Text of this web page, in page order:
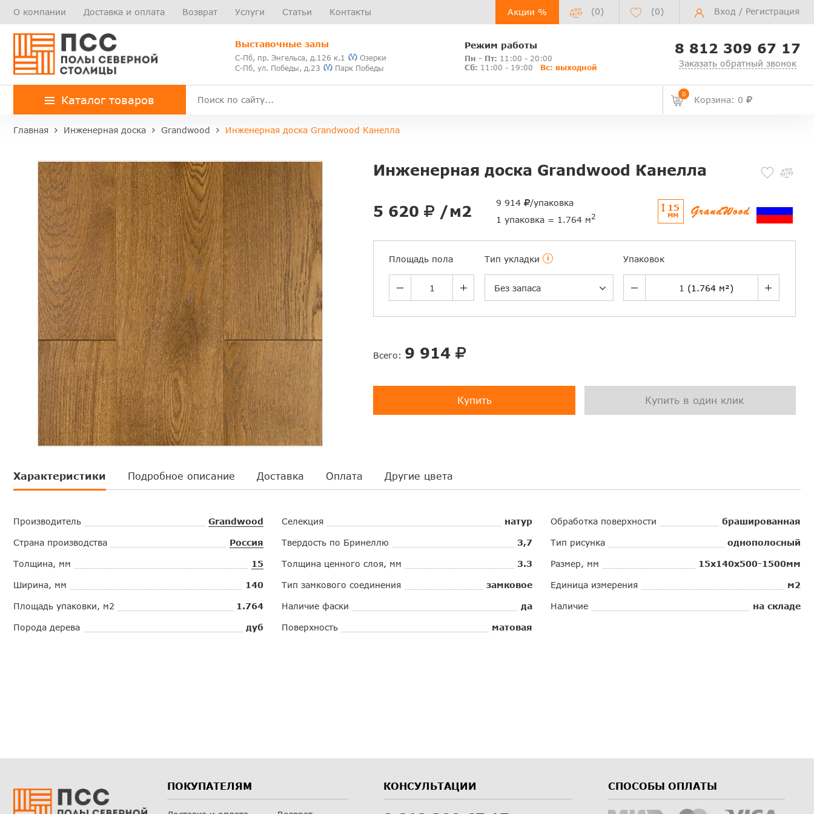
О компании Доставка и оплата Возврат Услуги Статьи Контакты Акции % (0) (0) Вход / Регистрация
Выставочные залы
С-Пб, пр. Энгельса, д.126 к.1
Озерки
С-Пб, ул. Победы, д.23
Парк Победы
Режим работы
Пн - Пт: 11:00 - 20:00
Сб: 11:00 - 19:00 Вс: выходной
8 812 309 67 17
Заказать обратный звонок
Каталог товаров 0
Корзина: 0
Главная Инженерная доска Grandwood Инженерная доска Grandwood Канелла
Инженерная доска Grandwood Канелла
5 620 /м2 9 914
/упаковка
1 упаковка = 1.764 м2
15
ММ
Площадь пола Тип укладки i
Без запаса
Упаковок
Всего: 9 914
Купить Купить в один клик
Характеристики Подробное описание Доставка Оплата Другие цвета
Производитель Grandwood
Страна производства Россия
Толщина, мм 15
Ширина, мм 140
Площадь упаковки, м2 1.764
Порода дерева дуб
Селекция натур
Твердость по Бринеллю 3,7
Толщина ценного слоя, мм 3.3
Тип замкового соединения замковое
Наличие фаски да
Поверхность матовая
Обработка поверхности брашированная
Тип рисунка однополосный
Размер, мм 15x140x500-1500мм
Единица измерения м2
Наличие на складе
ПОКУПАТЕЛЯМ КОНСУЛЬТАЦИИ СПОСОБЫ ОПЛАТЫ